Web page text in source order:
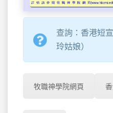
查詢：香港短
玲姑娘）
牧職神學院網頁